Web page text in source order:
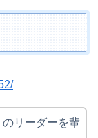
リーダーを輩